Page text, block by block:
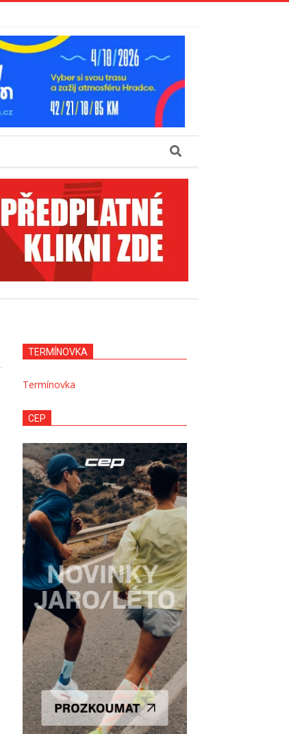
Search
TERMÍNOVKA
Termínovka
CEP